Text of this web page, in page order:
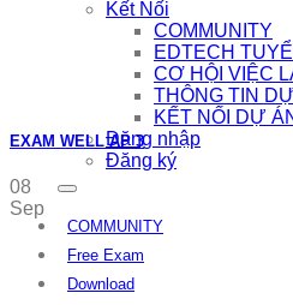
Kết Nối
COMMUNITY
EDTECH
CƠ HỘI VIỆC
THÔNG TIN
KẾT NỐI DỰ
Đăng nhập
Đăng ký
COMMUNITY
Free Exam
Download
EXAM WELL AP 3
08
Sep